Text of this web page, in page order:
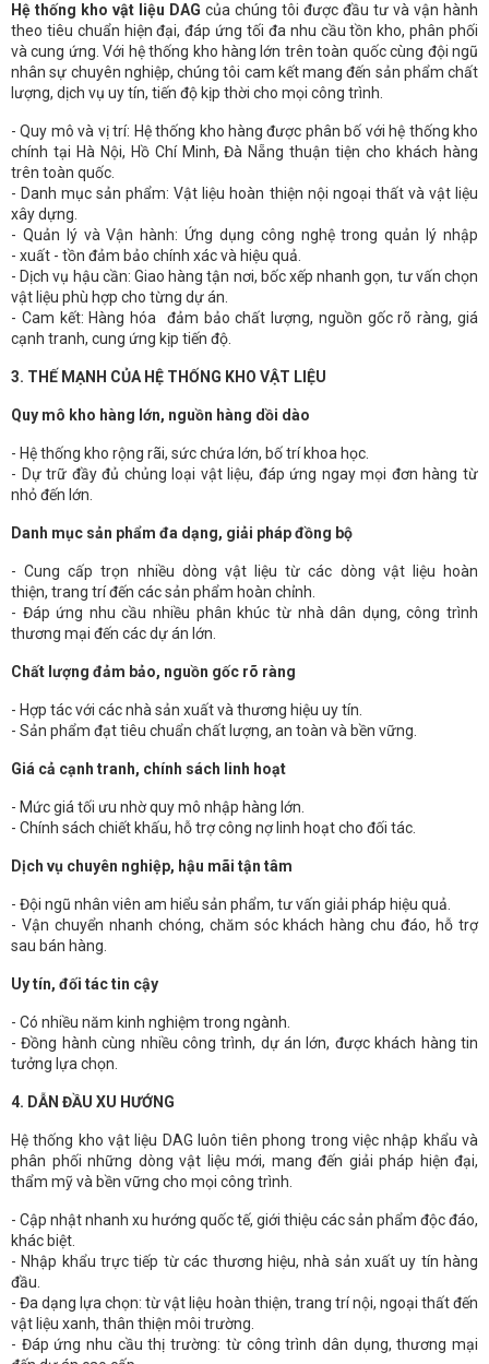
Hệ thống kho vật liệu DAG của chúng tôi được đầu tư và vận hành
theo tiêu chuẩn hiện đại, đáp ứng tối đa nhu cầu tồn kho, phân phối
và cung ứng. Với hệ thống kho hàng lớn trên toàn quốc cùng đội ngũ
nhân sự chuyên nghiệp, chúng tôi cam kết mang đến sản phẩm chất
lượng, dịch vụ uy tín, tiến độ kịp thời cho mọi công trình.
- Quy mô và vị trí: Hệ thống kho hàng được phân bố với hệ thống kho
chính tại Hà Nội, Hồ Chí Minh, Đà Nẵng thuận tiện cho khách hàng
trên toàn quốc.
- Danh mục sản phẩm: Vật liệu hoàn thiện nội ngoại thất và vật liệu
xây dựng.
- Quản lý và Vận hành: Ứng dụng công nghệ trong quản lý nhập
- xuất - tồn đảm bảo chính xác và hiệu quả.
- Dịch vụ hậu cần: Giao hàng tận nơi, bốc xếp nhanh gọn, tư vấn chọn
vật liệu phù hợp cho từng dự án.
- Cam kết: Hàng hóa đảm bảo chất lượng, nguồn gốc rõ ràng, giá
cạnh tranh, cung ứng kịp tiến độ.
3. THẾ MẠNH CỦA HỆ THỐNG KHO VẬT LIỆU
Quy mô kho hàng lớn, nguồn hàng dồi dào
- Hệ thống kho rộng rãi, sức chứa lớn, bố trí khoa học.
- Dự trữ đầy đủ chủng loại vật liệu, đáp ứng ngay mọi đơn hàng từ
nhỏ đến lớn.
Danh mục sản phẩm đa dạng, giải pháp đồng bộ
- Cung cấp trọn nhiều dòng vật liệu từ các dòng vật liệu hoàn
thiện, trang trí đến các sản phẩm hoàn chỉnh.
- Đáp ứng nhu cầu nhiều phân khúc từ nhà dân dụng, công trình
thương mại đến các dự án lớn.
Chất lượng đảm bảo, nguồn gốc rõ ràng
- Hợp tác với các nhà sản xuất và thương hiệu uy tín.
- Sản phẩm đạt tiêu chuẩn chất lượng, an toàn và bền vững.
Giá cả cạnh tranh, chính sách linh hoạt
- Mức giá tối ưu nhờ quy mô nhập hàng lớn.
- Chính sách chiết khấu, hỗ trợ công nợ linh hoạt cho đối tác.
Dịch vụ chuyên nghiệp, hậu mãi tận tâm
- Đội ngũ nhân viên am hiểu sản phẩm, tư vấn giải pháp hiệu quả.
- Vận chuyển nhanh chóng, chăm sóc khách hàng chu đáo, hỗ trợ
sau bán hàng.
Uy tín, đối tác tin cậy
- Có nhiều năm kinh nghiệm trong ngành.
- Đồng hành cùng nhiều công trình, dự án lớn, được khách hàng tin
tưởng lựa chọn.
4. DẪN ĐẦU XU HƯỚNG
Hệ thống kho vật liệu DAG luôn tiên phong trong việc nhập khẩu và
phân phối những dòng vật liệu mới, mang đến giải pháp hiện đại,
thẩm mỹ và bền vững cho mọi công trình.
- Cập nhật nhanh xu hướng quốc tế, giới thiệu các sản phẩm độc đáo,
khác biệt.
- Nhập khẩu trực tiếp từ các thương hiệu, nhà sản xuất uy tín hàng
đầu.
- Đa dạng lựa chọn: từ vật liệu hoàn thiện, trang trí nội, ngoại thất đến
vật liệu xanh, thân thiện môi trường.
- Đáp ứng nhu cầu thị trường: từ công trình dân dụng, thương mại